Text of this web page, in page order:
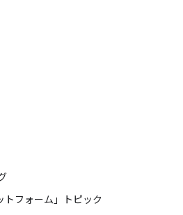
フォーム」トピック